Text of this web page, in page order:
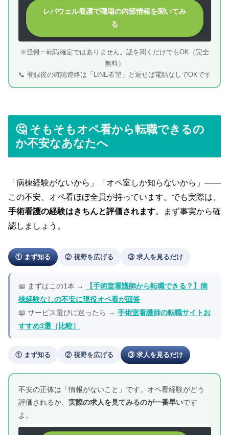
レバウェル看護で職場の内部情報を聞いてみ
る
※登録＝転職確定ではありません。話を聞くだけでもOK（完全
無料）
📞 登録後の確認連絡は「LINE希望」と返せば電話なしでOKです
🤔 そもそもオペ看から転職できるの
か不安なあなたへ
「病棟経験がないから」「オペ室しか知らないから」——
この不安、オペ看ほぼ全員が持っています。でも実際は、
手術看護の経験はきちんと評価されます。まず事実から確
認しましょう。
① まず知る ② 視野を広げる ③ 求人を見るだけ
📖 まずはこの1本 →
【手術室看護師から転職できる？】病
棟経験なしの不安に現役オペ看が回答
📖 サービス選びに迷ったら → 手術室看護師の転職サイトお
すすめ3選（比較）
① まず知る ② 視野を広げる ③ 求人を見るだけ
不安の正体は「情報がないこと」です。オペ看経験がどう
評価されるか、 実際の求人を見てみるのが一番早いです
よ。